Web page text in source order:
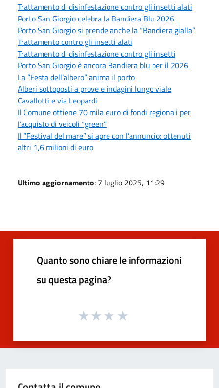
Trattamento di disinfestazione contro gli insetti alati
Porto San Giorgio celebra la Bandiera Blu 2026
Porto San Giorgio si prende anche la “Bandiera gialla”
Trattamento contro gli insetti alati
Trattamento di disinfestazione contro gli insetti
Porto San Giorgio è ancora Bandiera blu per il 2026
La “Festa dell’albero” anima il porto
Alberi sottoposti a prove e indagini lungo viale
Cavallotti e via Leopardi
Il Comune ottiene 70 mila euro di fondi regionali per
l’acquisto di veicoli “green”
Il “Festival del mare” si apre con l’annuncio: ottenuti
altri 1,6 milioni di euro
Ultimo aggiornamento: 7 luglio 2025, 11:29
Quanto sono chiare le informazioni
su questa pagina?